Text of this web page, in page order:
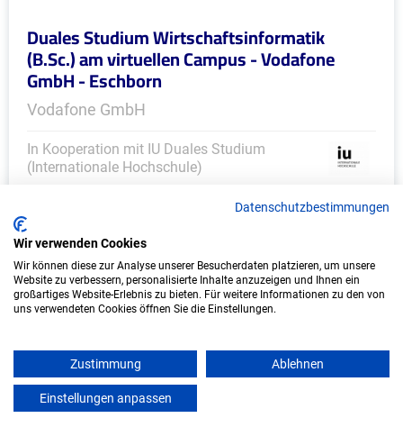
Duales Studium Wirtschaftsinformatik
(B.Sc.) am virtuellen Campus - Vodafone
GmbH - Eschborn
Vodafone GmbH
In Kooperation mit IU Duales Studium
(Internationale Hochschule)
Start: Oktober 2026
Freie Plätze: 1
Datenschutzbestimmungen
Wir verwenden Cookies
Wir können diese zur Analyse unserer Besucherdaten platzieren, um unsere
Website zu verbessern, personalisierte Inhalte anzuzeigen und Ihnen ein
großartiges Website-Erlebnis zu bieten. Für weitere Informationen zu den von
uns verwendeten Cookies öffnen Sie die Einstellungen.
Zustimmung Ablehnen
Einstellungen anpassen